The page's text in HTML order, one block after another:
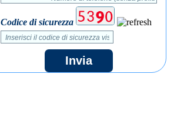
Codice di sicurezza
Invia